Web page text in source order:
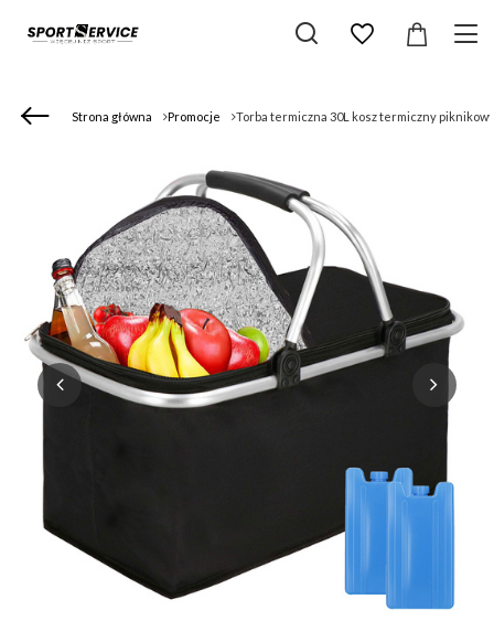
Strona główna Promocje Torba termiczna 30L kosz termiczny